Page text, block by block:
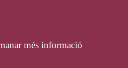
més informació